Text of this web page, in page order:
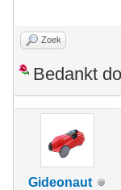
Zoek
Bedankt
Gideonaut